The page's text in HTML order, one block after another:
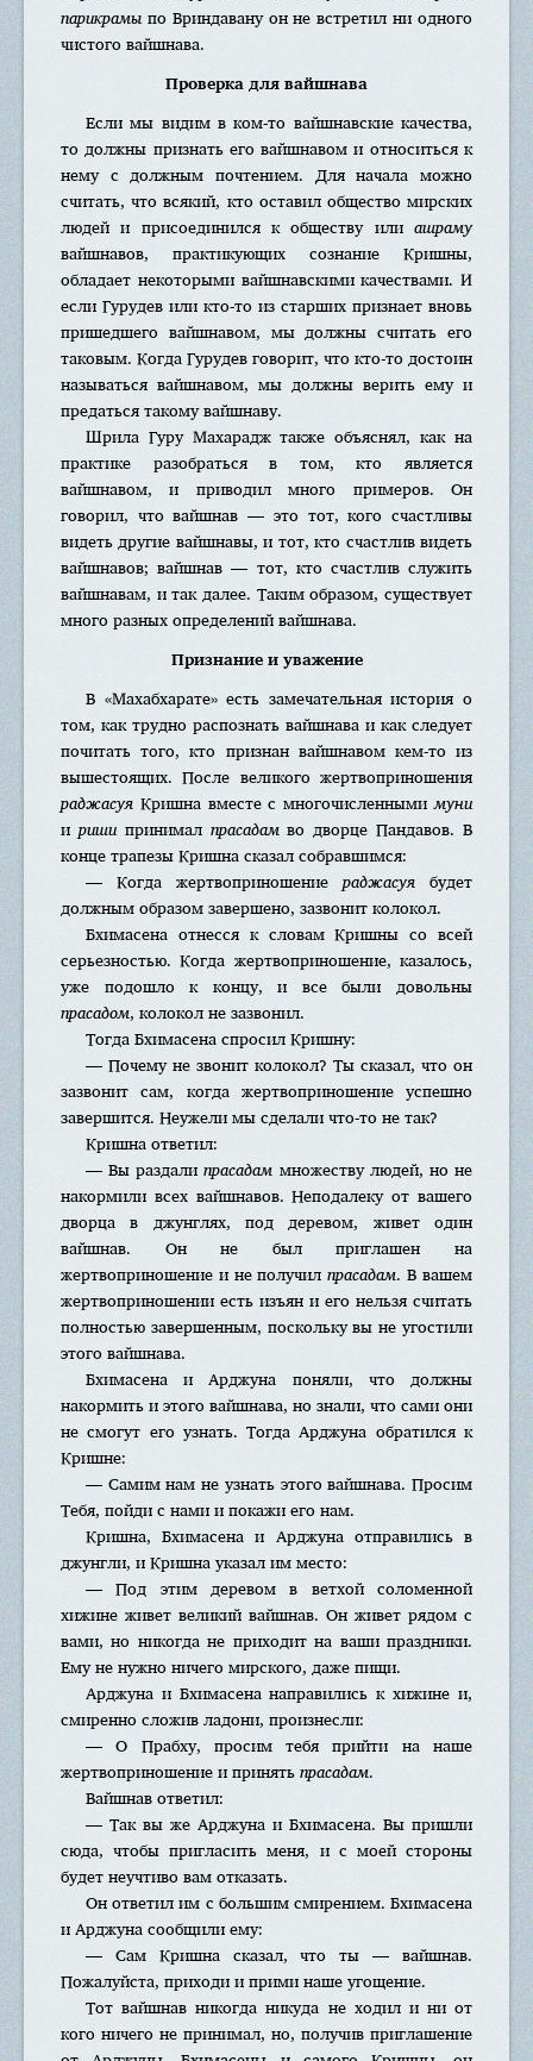
парикрамыпо Вриндавану он не встретил ни одного
чистого вайшнава.
Проверка для вайшнава
Если мы видим в ком-то вайшнавские качества,
то должны признать его вайшнавом и относиться к
нему с должным почтением. Для начала можно
считать, что всякий, кто оставил общество мирских
людей и присоединился к обществу или ашраму
вайшнавов, практикующих сознание Кришны,
обладает некоторыми вайшнавскими качествами. И
если Гурудев или кто-то из старших признает вновь
пришедшего вайшнавом, мы должны считать его
таковым. Когда Гурудев говорит, что кто-то достоин
называться вайшнавом, мы должны верить ему и
предаться такому вайшнаву.
Шрила Гуру Махарадж также объяснял, как на
практике разобраться в том, кто является
вайшнавом, и приводил много примеров. Он
говорил, что вайшнав — это тот, кого счастливы
видеть другие вайшнавы, и тот, кто счастлив видеть
вайшнавов; вайшнав — тот, кто счастлив служить
вайшнавам, и так далее. Таким образом, существует
много разных определений вайшнава.
Признание и уважение
В «Махабхарате» есть замечательная история о
том, как трудно распознать вайшнава и как следует
почитать того, кто признан вайшнавом кем-то из
вышестоящих. После великого жертвоприношения
раджасуя Кришна вместе с многочисленнымимуни
и ришипринимал прасадамво дворце Пандавов. В
конце трапезы Кришна сказал собравшимся:
— Когда жертвоприношение раджасуя будет
должным образом завершено, зазвонит колокол.
Бхимасена отнесся к словам Кришны со всей
серьезностью. Когда жертвоприношение, казалось,
уже подошло к концу, и все были довольны
прасадом, колокол не зазвонил.
Тогда Бхимасена спросил Кришну:
— Почему не звонит колокол? Ты сказал, что он
зазвонит сам, когда жертвоприношение успешно
завершится. Неужели мы сделали что-то не так?
Кришна ответил:
— Вы раздалипрасадам множеству людей, но не
накормили всех вайшнавов. Неподалеку от вашего
дворца в джунглях, под деревом, живет один
вайшнав. Он не был приглашен на
жертвоприношение и не получилпрасадам. В вашем
жертвоприношении есть изъян и его нельзя считать
полностью завершенным, поскольку вы не угостили
этого вайшнава.
Бхимасена и Арджуна поняли, что должны
накормить и этого вайшнава, но знали, что сами они
не смогут его узнать. Тогда Арджуна обратился к
Кришне:
— Самим нам не узнать этого вайшнава. Просим
Тебя, пойди с нами и покажи его нам.
Кришна, Бхимасена и Арджуна отправились в
джунгли, и Кришна указал им место:
— Под этим деревом в ветхой соломенной
хижине живет великий вайшнав. Он живет рядом с
вами, но никогда не приходит на ваши праздники.
Ему не нужно ничего мирского, даже пищи.
Арджуна и Бхимасена направились к хижине и,
смиренно сложив ладони, произнесли:
— О Прабху, просим тебя прийти на наше
жертвоприношение и принятьпрасадам.
Вайшнав ответил:
— Так вы же Арджуна и Бхимасена. Вы пришли
сюда, чтобы пригласить меня, и с моей стороны
будет неучтиво вам отказать.
Он ответил им с большим смирением. Бхимасена
и Арджуна сообщили ему:
— Сам Кришна сказал, что ты — вайшнав.
Пожалуйста, приходи и прими наше угощение.
Тот вайшнав никогда никуда не ходил и ни от
кого ничего не принимал, но, получив приглашение